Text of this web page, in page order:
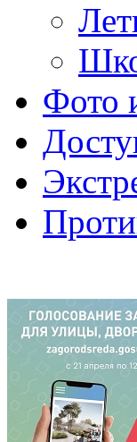
Фото